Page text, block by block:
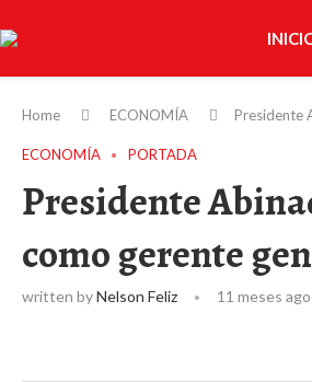
Home ECONOMÍA Presidente
ECONOMÍA PORTADA
Presidente
como gerente
written byNelson Feliz 11 meses ago